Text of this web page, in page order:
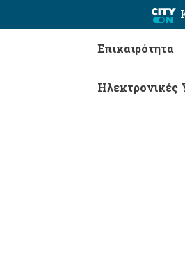
Επικαιρότητα
Ηλεκτρονικές